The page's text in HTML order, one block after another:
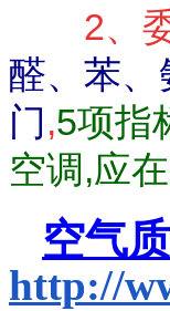
2、委
醛、苯
门,5项指
空调,应
空气
http://